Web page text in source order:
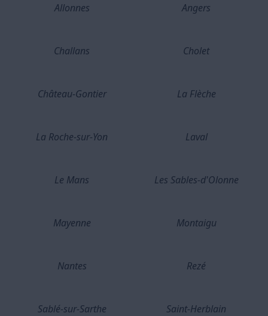
Allonnes Angers
Challans Cholet
Château-Gontier La Flèche
La Roche-sur-Yon Laval
Le Mans Les Sables-d'Olonne
Mayenne Montaigu
Nantes Rezé
Sablé-sur-Sarthe Saint-Herblain